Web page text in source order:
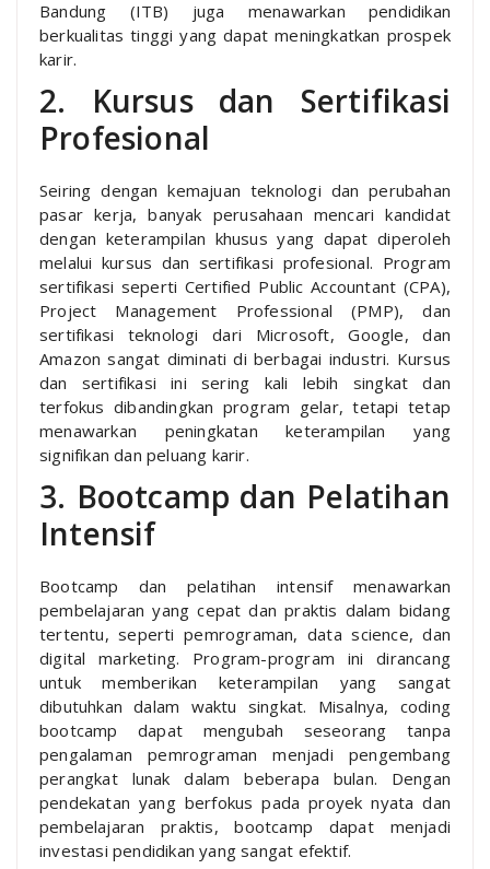
Bandung (ITB) juga menawarkan pendidikan
berkualitas tinggi yang dapat meningkatkan prospek
karir.
2. Kursus dan Sertifikasi
Profesional
Seiring dengan kemajuan teknologi dan perubahan
pasar kerja, banyak perusahaan mencari kandidat
dengan keterampilan khusus yang dapat diperoleh
melalui kursus dan sertifikasi profesional. Program
sertifikasi seperti Certified Public Accountant (CPA),
Project Management Professional (PMP), dan
sertifikasi teknologi dari Microsoft, Google, dan
Amazon sangat diminati di berbagai industri. Kursus
dan sertifikasi ini sering kali lebih singkat dan
terfokus dibandingkan program gelar, tetapi tetap
menawarkan peningkatan keterampilan yang
signifikan dan peluang karir.
3. Bootcamp dan Pelatihan
Intensif
Bootcamp dan pelatihan intensif menawarkan
pembelajaran yang cepat dan praktis dalam bidang
tertentu, seperti pemrograman, data science, dan
digital marketing. Program-program ini dirancang
untuk memberikan keterampilan yang sangat
dibutuhkan dalam waktu singkat. Misalnya, coding
bootcamp dapat mengubah seseorang tanpa
pengalaman pemrograman menjadi pengembang
perangkat lunak dalam beberapa bulan. Dengan
pendekatan yang berfokus pada proyek nyata dan
pembelajaran praktis, bootcamp dapat menjadi
investasi pendidikan yang sangat efektif.